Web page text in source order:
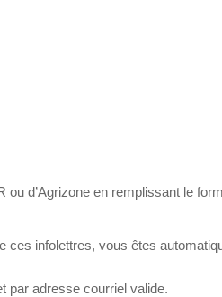
ou d’Agrizone en remplissant le
ces infolettres, vous êtes
par adresse courriel valide.